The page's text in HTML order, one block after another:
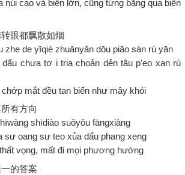
núi cao và biển lớn, cũng từng băng qua biển
眼都飘散如烟
zhe de yīqiè zhuǎnyǎn dōu piāo sàn rú yān
dẩu chưa tơ i tria choản dẻn tâu p'eo xan rú
mắt đều tan biến như mây khói
有方向
shīdiào suǒyǒu fāngxiàng
sư oang sư teo xủa dẩu phang xeng
vọng, mất đi mọi phương hướng
的答案